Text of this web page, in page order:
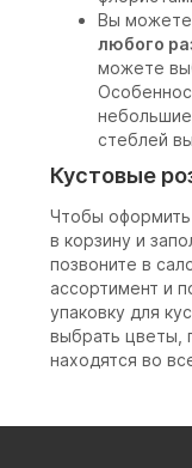
Вы можете
любого
можете
стеблей
Кустовые
Чтобы оформить
в корзину и
позвоните в
ассортимент и
упаковку для
выбрать цветы,
находятся во